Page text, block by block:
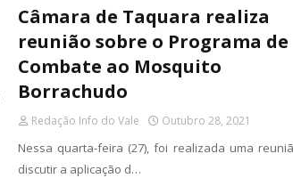
Câmara de Taquara realiza
reunião sobre o Programa de
Combate ao Mosquito
Borrachudo
Redação Info do Vale Outubro 28, 2021
Nessa quarta-feira (27), foi realizada uma
discutir a aplicação d…